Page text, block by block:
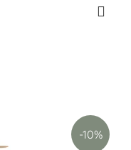
-10%